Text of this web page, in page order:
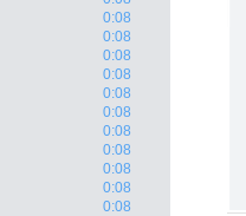
0:08
0:08
0:08
0:08
0:08
0:08
0:08
0:08
0:08
0:08
0:08